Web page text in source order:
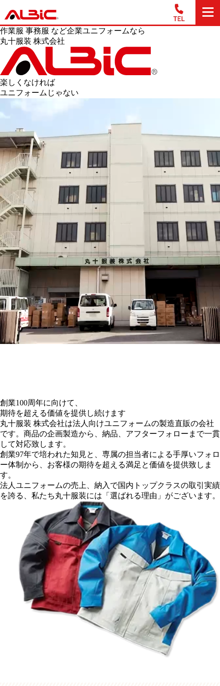
作業服 事務服 など企業ユニフォームなら
丸十服装 株式会社
楽しくなければ
ユニフォームじゃない
創業100周年に向けて、
期待を超える価値を提供し続けます
丸十服装 株式会社は法人向けユニフォームの製造直販の会社
です。 商品の企画製造から、納品、アフターフォローまで一貫
して対応致します。
創業97年で培われた知見と、専属の担当者による手厚いフォロ
ー体制から、 お客様の期待を超える満足と価値を提供致しま
す。
法人ユニフォームの売上、納入で国内トップクラスの取引実績
を誇る、 私たち丸十服装には「選ばれる理由」がございます。